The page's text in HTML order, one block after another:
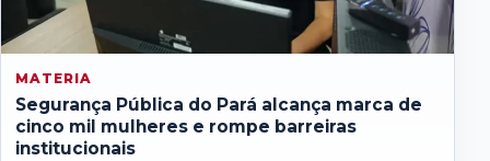
MATERIA
Segurança Pública do Pará alcança marca de
cinco mil mulheres e rompe barreiras
institucionais